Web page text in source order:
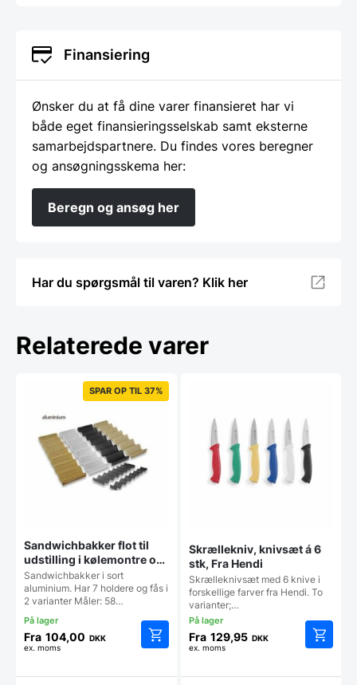
Finansiering
Ønsker du at få dine varer finansieret har vi
både eget finansieringsselskab samt eksterne
samarbejdspartnere. Du findes vores beregner
og ansøgningsskema her:
Beregn og ansøg her
Har du spørgsmål til varen? Klik her
Relaterede varer
SPAR OP TIL 37%
Sandwichbakker flot til
udstilling i kølemontre og
køledisk
Sandwichbakker i sort
aluminium. Har 7 holdere og fås i
2 varianter Måler: 58…
Fra 104,00 DKK
ex. moms
Skrællekniv, knivsæt á 6
stk, Fra Hendi
Skrælleknivsæt med 6 knive i
forskellige farver fra Hendi. To
varianter;…
Fra 129,95 DKK
ex. moms